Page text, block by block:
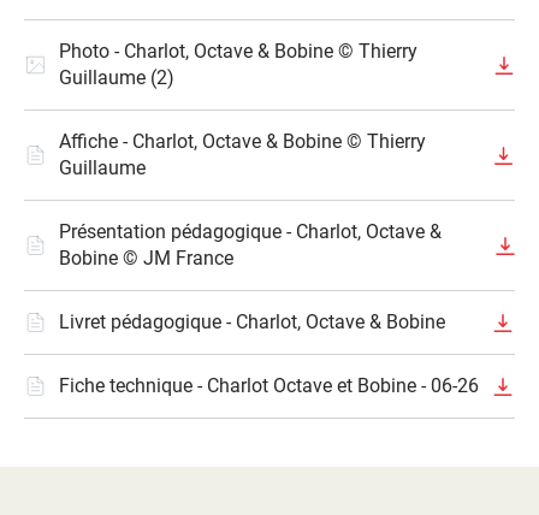
Photo - Charlot, Octave & Bobine © Thierry
Guillaume (2)
Affiche - Charlot, Octave & Bobine © Thierry
Guillaume
Présentation pédagogique - Charlot, Octave &
Bobine © JM France
Livret pédagogique - Charlot, Octave & Bobine
Fiche technique - Charlot Octave et Bobine - 06-26